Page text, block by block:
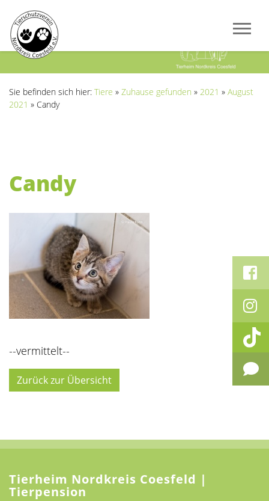
Sie befinden sich hier: Tiere » Zuhause gefunden » 2021 » August
2021 » Candy
Candy
--vermittelt--
Zurück zur Übersicht
Tierheim Nordkreis Coesfeld |
Tierpension